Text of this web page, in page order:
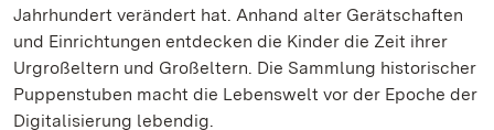
Jahrhundert verändert hat. Anhand alter Gerätschaften
und Einrichtungen entdecken die Kinder die Zeit ihrer
Urgroßeltern und Großeltern. Die Sammlung historischer
Puppenstuben macht die Lebenswelt vor der Epoche der
Digitalisierung lebendig.